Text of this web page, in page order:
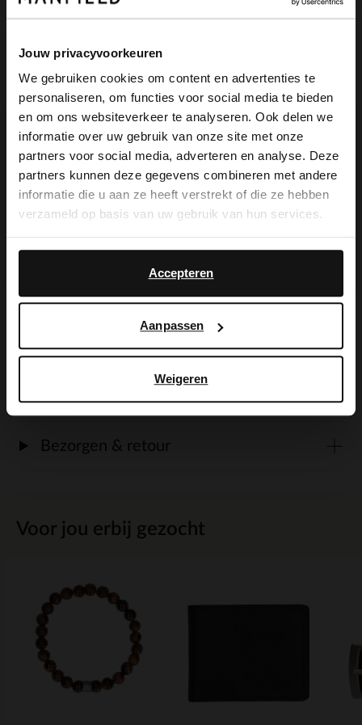
Jouw privacyvoorkeuren
We gebruiken cookies om content en advertenties te
personaliseren, om functies voor social media te bieden
en om ons websiteverkeer te analyseren. Ook delen we
informatie over uw gebruik van onze site met onze
partners voor social media, adverteren en analyse. Deze
partners kunnen deze gegevens combineren met andere
informatie die u aan ze heeft verstrekt of die ze hebben
verzameld op basis van uw gebruik van hun services.
Accepteren
Aanpassen
Weigeren
Voor jou erbij gezocht
Omschrijving
Zwarte leren veterschoenen van Manfield
met een bruine rand om de zool en 2 cm
plateau/ De veterschoenen hebben
adviseren als verzorging en bescherming
Alles over dit product
Maattabel
Bezorgen & retour
×
View this website in English?
It looks like your language isn't Dutch. Would
you like to switch to English?
English